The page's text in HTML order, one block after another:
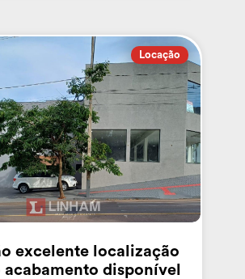
Locação
excelente localização
disponível